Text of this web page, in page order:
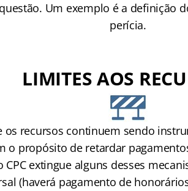
Um exemplo é a definição
perícia.
LIMITES AOS
os recursos continuem sendo
o propósito de retardar
CPC extingue alguns desses
(haverá pagamento de